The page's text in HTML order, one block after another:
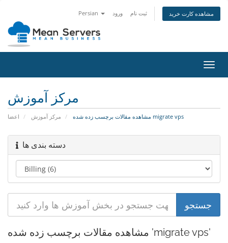
Persian ورود ثبت نام مشاهده کارت خرید
تغییر
مرکز آموزش
اعضا مرکز آموزش مشاهده مقالات برچسب زده شده migrate vps
دسته بندی ها
مشاهده مقالات برچسب زده شده 'migrate vps'